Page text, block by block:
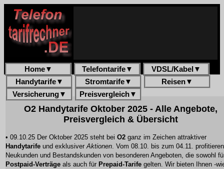
Home▼ Telefontarife▼ VDSL/Kabel ▼
Handytarife▼ Stromtarife▼ Reisen▼
Versicherung▼ Preisvergleich▼
O2 Handytarife Oktober 2025 - Alle Angebote,
Preisvergleich & Übersicht
• 09.10.25 Der Oktober 2025 steht bei O2 ganz im Zeichen attraktiver
Handytarife und exklusiverAktionen. Vom 08.10. bis zum 04.11. profitieren
Neukunden und Bestandskunden von besonderen Angeboten, die sowohl
Postpaid-Verträge als auch für Prepaid-Tarife gelten. Wir bieten Ihnen -